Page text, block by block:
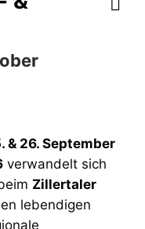
& 26. September
verwandelt sich
Zillertaler
lebendigen